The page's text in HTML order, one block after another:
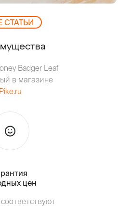
СТАТЬИ
Badger Leaf
в магазине
Pike.ru
цен